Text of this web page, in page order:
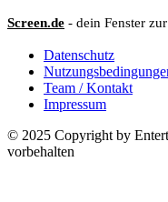
Screen.de - dein Fenster
Datenschutz
Team / Kontakt
Impressum
© 2025 Copyright by
vorbehalten